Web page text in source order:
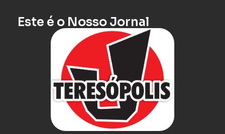
Este é o Nosso Jornal